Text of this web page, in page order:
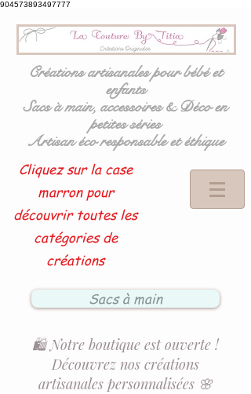
904573893497777
Créations artisanales pour bébé et
enfants
Sacs à main, accessoires & Déco en
petites séries
Artisan éco responsable et éthique
Cliquez sur la case
marron pour
découvrir toutes les
catégories de
créations
Sacs à main
🛍️ Notre boutique est ouverte !
Découvrez nos créations
artisanales personnalisées 🌸